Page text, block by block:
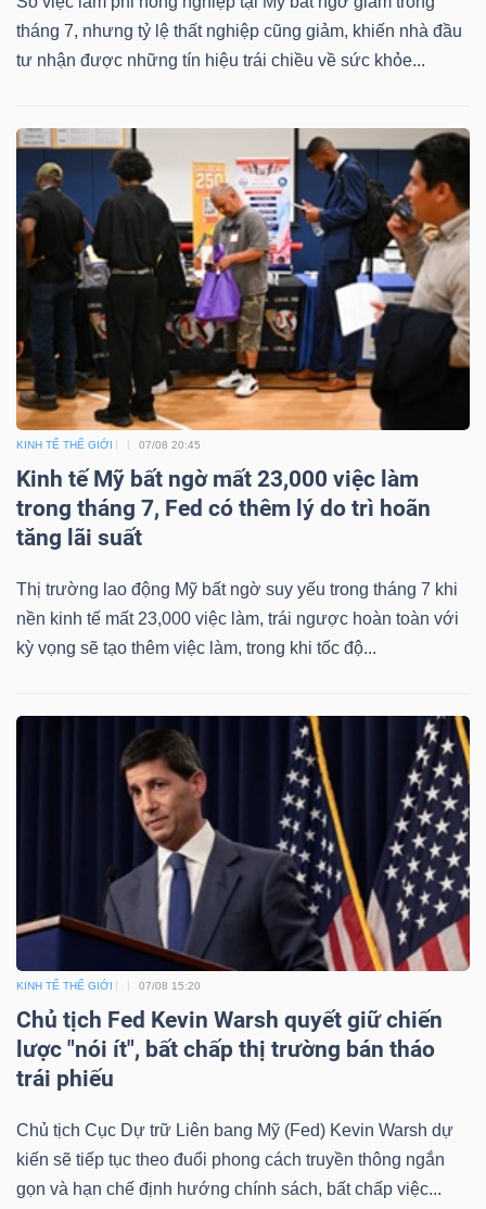
tháng 7, nhưng tỷ lệ thất nghiệp cũng giảm, khiến nhà đầu
tư nhận được những tín hiệu trái chiều về sức khỏe...
KINH TẾ THẾ GIỚI 07/08 20:45
Kinh tế Mỹ bất ngờ mất 23,000 việc làm
trong tháng 7, Fed có thêm lý do trì hoãn
tăng lãi suất
Thị trường lao động Mỹ bất ngờ suy yếu trong tháng 7 khi
nền kinh tế mất 23,000 việc làm, trái ngược hoàn toàn với
kỳ vọng sẽ tạo thêm việc làm, trong khi tốc độ...
KINH TẾ THẾ GIỚI 07/08 15:20
Chủ tịch Fed Kevin Warsh quyết giữ chiến
lược "nói ít", bất chấp thị trường bán tháo
trái phiếu
Chủ tịch Cục Dự trữ Liên bang Mỹ (Fed) Kevin Warsh dự
kiến sẽ tiếp tục theo đuổi phong cách truyền thông ngắn
gọn và hạn chế định hướng chính sách, bất chấp việc...